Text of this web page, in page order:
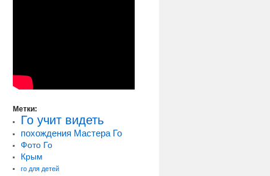
Метки:
Го учит видеть
похождения Мастера Го
Фото Го
Крым
го для детей